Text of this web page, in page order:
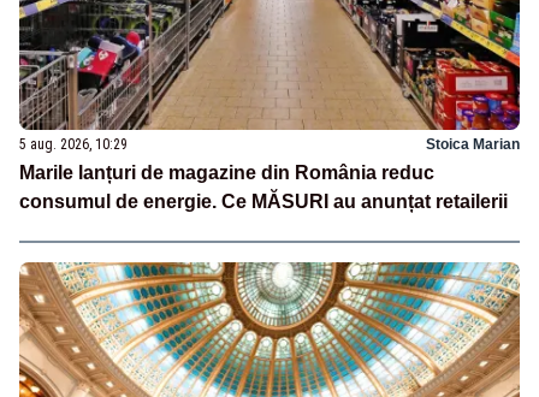
5 aug. 2026, 10:29 Stoica Marian
Marile lanțuri de magazine din România reduc
consumul de energie. Ce MĂSURI au anunțat retailerii